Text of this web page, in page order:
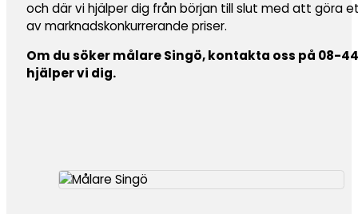
och där vi hjälper dig från början till slut med att göra
av marknadskonkurrerande priser.
Om du söker målare Singö, kontakta oss på 08-
hjälper vi dig.